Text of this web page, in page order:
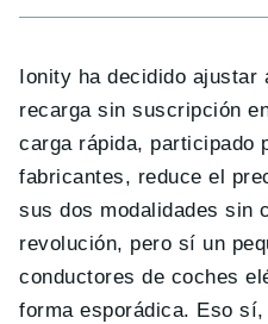
Ionity ha decidido
recarga sin suscripción
carga rápida, participado
fabricantes, reduce el
sus dos modalidades sin
revolución, pero sí un
conductores de coches
forma esporádica. Eso